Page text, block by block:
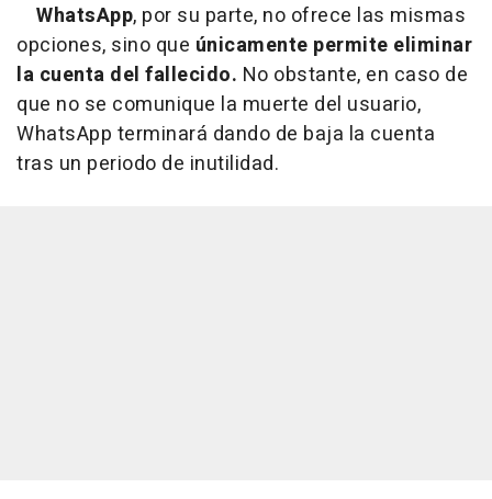
WhatsApp, por su parte, no ofrece las mismas
opciones, sino que únicamente permite eliminar
la cuenta del fallecido. No obstante, en caso de
que no se comunique la muerte del usuario,
WhatsApp terminará dando de baja la cuenta
tras un periodo de inutilidad.